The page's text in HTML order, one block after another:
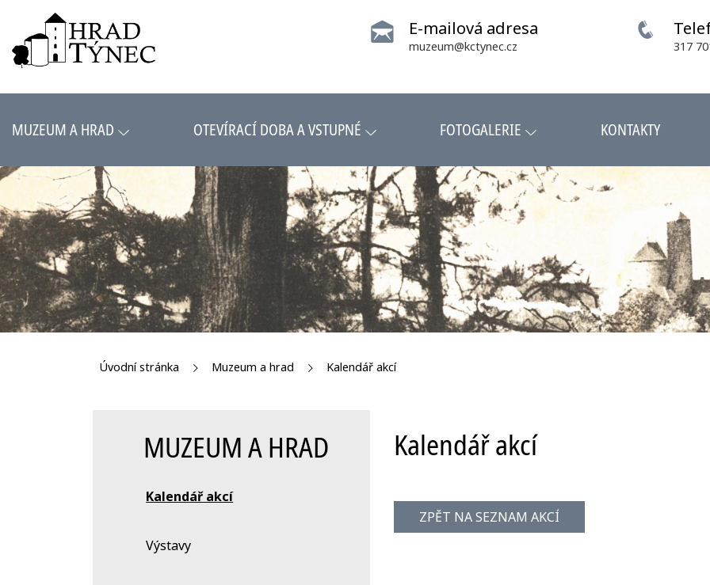
MUZEUM A HRAD OTEVÍRACÍ DOBA A VSTUPNÉ FOTOGALERIE KONTAKTY
E-mailová adresa
muzeum@kctynec.cz 317
Úvodní stránka Muzeum a hrad Kalendář akcí
Kalendář akcí
ZPĚT NA SEZNAM AKCÍ
MUZEUM A HRAD
Kalendář akcí
Výstavy